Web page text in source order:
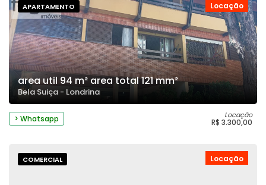
Locação
APARTAMENTO
area util 94 m² area total 121 mm²
Bela Suiça - Londrina
> Whatsapp Locação
R$ 3.300,00
Locação
COMERCIAL